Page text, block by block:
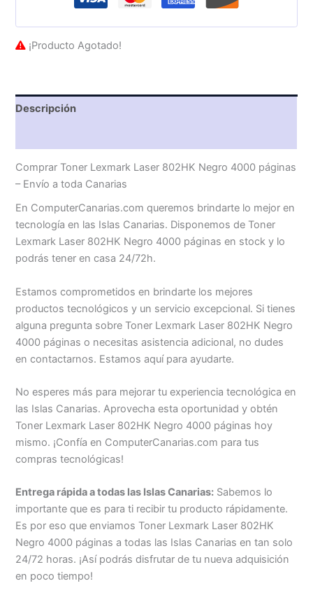
¡Producto Agotado!
Descripción
Comprar Toner Lexmark Laser 802HK Negro 4000 páginas
– Envío a toda Canarias
En ComputerCanarias.com queremos brindarte lo mejor en
tecnología en las Islas Canarias. Disponemos de Toner
Lexmark Laser 802HK Negro 4000 páginas en stock y lo
podrás tener en casa 24/72h.
Estamos comprometidos en brindarte los mejores
productos tecnológicos y un servicio excepcional. Si tienes
alguna pregunta sobre Toner Lexmark Laser 802HK Negro
4000 páginas o necesitas asistencia adicional, no dudes
en contactarnos. Estamos aquí para ayudarte.
No esperes más para mejorar tu experiencia tecnológica en
las Islas Canarias. Aprovecha esta oportunidad y obtén
Toner Lexmark Laser 802HK Negro 4000 páginas hoy
mismo. ¡Confía en ComputerCanarias.com para tus
compras tecnológicas!
Entrega rápida a todas las Islas Canarias: Sabemos lo
importante que es para ti recibir tu producto rápidamente.
Es por eso que enviamos Toner Lexmark Laser 802HK
Negro 4000 páginas a todas las Islas Canarias en tan solo
24/72 horas. ¡Así podrás disfrutar de tu nueva adquisición
en poco tiempo!